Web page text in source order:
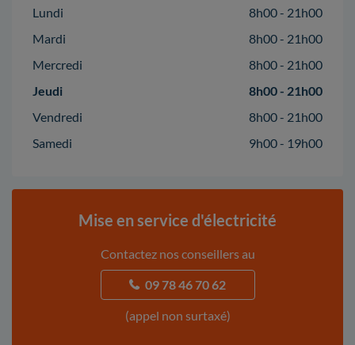
Lundi
8h00 - 21h00
Mardi
8h00 - 21h00
Mercredi
8h00 - 21h00
Jeudi
8h00 - 21h00
Vendredi
8h00 - 21h00
Samedi
9h00 - 19h00
Mise en service d'électricité
Contactez nos conseillers au
09 78 46 70 62
(appel non surtaxé)